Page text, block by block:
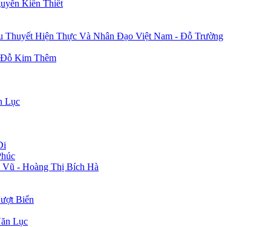
Kiến Thiết
Thuyết Hiện Thực Và Nhân Đạo Việt Nam - Đỗ Trường
Kim Thêm
Lục
- Hoàng Thị Bích Hà
Biển
Lục